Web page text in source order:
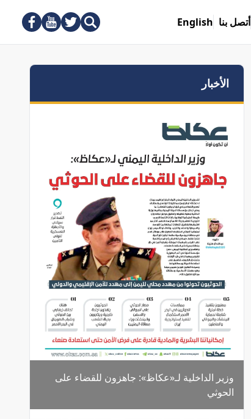
أتصل بنا English
الأخبار
وزير الداخلية لـ«عكاظ»: جاهزون للقضاء على
الحوثي